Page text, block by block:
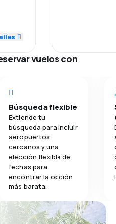
1.0
1.0
3.0
3.0
3.0
vuelos con
Búsqueda flexible
Extiende tu
búsqueda para incluir
aeropuertos
cercanos y una
elección flexible de
fechas para
encontrar la opción
más barata.